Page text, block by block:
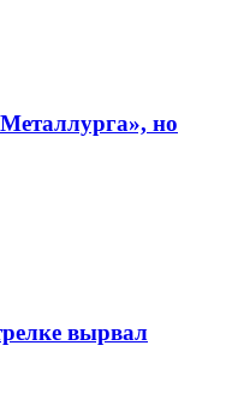
но
вырвал